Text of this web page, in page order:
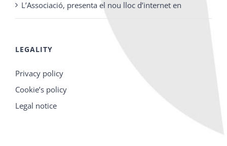
L’Associació, presenta el nou lloc d’internet en
LEGALITY
Privacy policy
Cookie’s policy
Legal notice